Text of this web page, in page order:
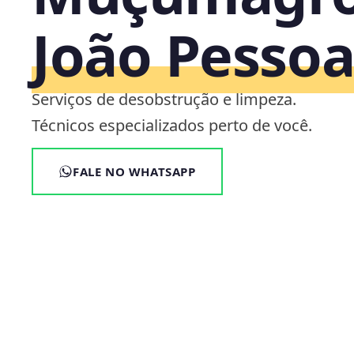
João
Serviços de desobstrução e limpeza.
Técnicos especializados perto de você.
FALE NO WHATSAPP